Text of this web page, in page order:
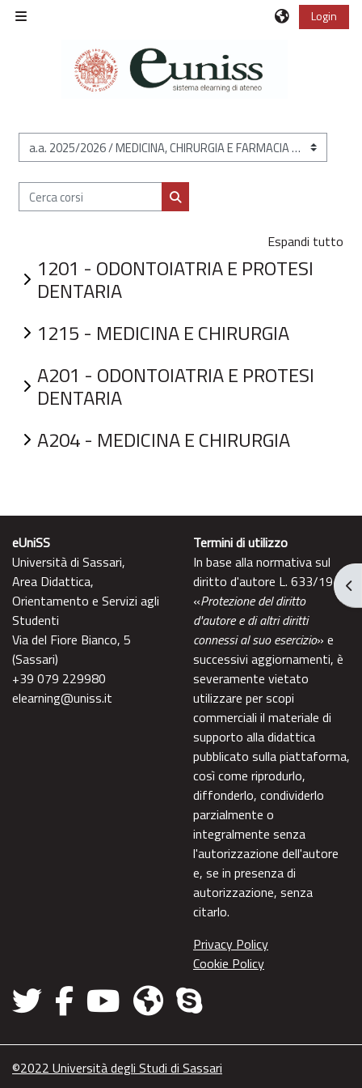
Vai al contenuto principale
Login
Categorie di corso
Cerca corsi
Cerca corsi
Espandi tutto
1201 - ODONTOIATRIA E PROTESI
DENTARIA
1215 - MEDICINA E CHIRURGIA
A201 - ODONTOIATRIA E PROTESI
DENTARIA
A204 - MEDICINA E CHIRURGIA
eUniSS
Università di Sassari,
Area Didattica,
Orientamento e Servizi agli
Studenti
Via del Fiore Bianco, 5
(Sassari)
+39 079 229980
elearning@uniss.it
Termini di utilizzo
In base alla normativa sul
diritto d'autore L. 633/1941
«Protezione del diritto
d'autore e di altri diritti
connessi al suo esercizio» e
successivi aggiornamenti, è
severamente vietato
utilizzare per scopi
commerciali il materiale di
supporto alla didattica
pubblicato sulla piattaforma,
così come riprodurlo,
diffonderlo, condividerlo
parzialmente o
integralmente senza
l'autorizzazione dell'autore
e, se in presenza di
autorizzazione, senza
citarlo.
Privacy Policy
Cookie Policy
©2022 Università degli Studi di Sassari